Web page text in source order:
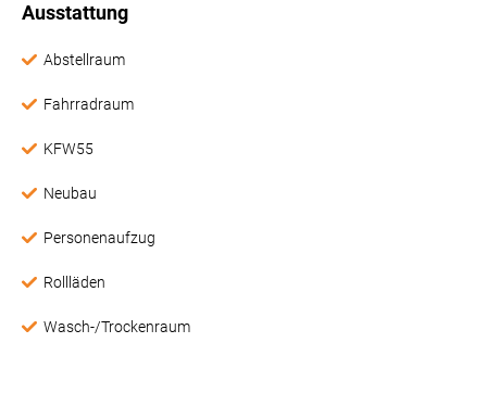
Ausstattung
Abstellraum
Fahrradraum
KFW55
Neubau
Personenaufzug
Rollläden
Wasch-/Trockenraum